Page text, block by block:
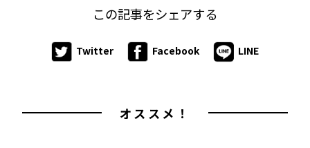
この記事をシェアする
Twitter Facebook LINE
オススメ！